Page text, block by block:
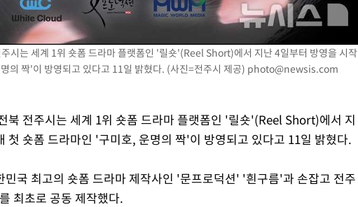
시는 세계 1위 숏폼 드라마 플랫폼인 '릴숏'(Reel Short)에서 지난 4일부터 방영을 시작
의 짝'이 방영되고 있다고 11일 밝혔다. (사진=전주시 제공) photo@newsis.com
북 전주시는 세계 1위 숏폼 드라마 플랫폼인 '릴숏'(Reel Short)에서 지
첫 숏폼 드라마인 '구미호, 운명의 짝'이 방영되고 있다고 11일 밝혔다.
민국 최고의 숏폼 드라마 제작사인 '문프로덕션' '흰구름'과 손잡고 전주
최초로 공동 제작했다.